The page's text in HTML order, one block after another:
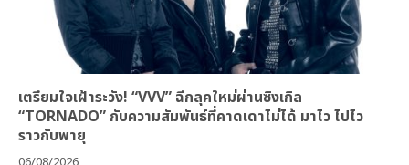
เตรียมใจเฝ้าระวัง! “VVV” ฉีกลุคใหม่ผ่านซิงเกิล
“TORNADO” กับความสัมพันธ์ที่คาดเดาไม่ได้ มาไว ไปไว
ราวกับพายุ